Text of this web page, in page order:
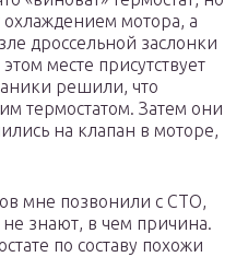
охлаждением мотора, а
дроссельной заслонки
месте присутствует
решили, что
термостатом. Затем они
на клапан в моторе,
мне позвонили с СТО,
не знают, в чем причина.
по составу похожи